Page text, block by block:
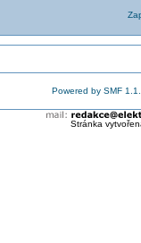
Powered by SMF
Stránka